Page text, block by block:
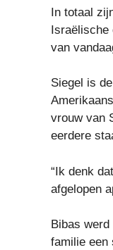
In totaal
Israëlische
van
Siegel is
vrouw van
eerdere
“Ik denk
afgelopen
Bibas
familie een